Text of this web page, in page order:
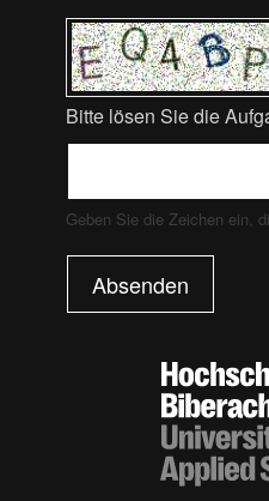
Bitte lösen Sie die
Geben Sie die Zeichen ein,
Absenden